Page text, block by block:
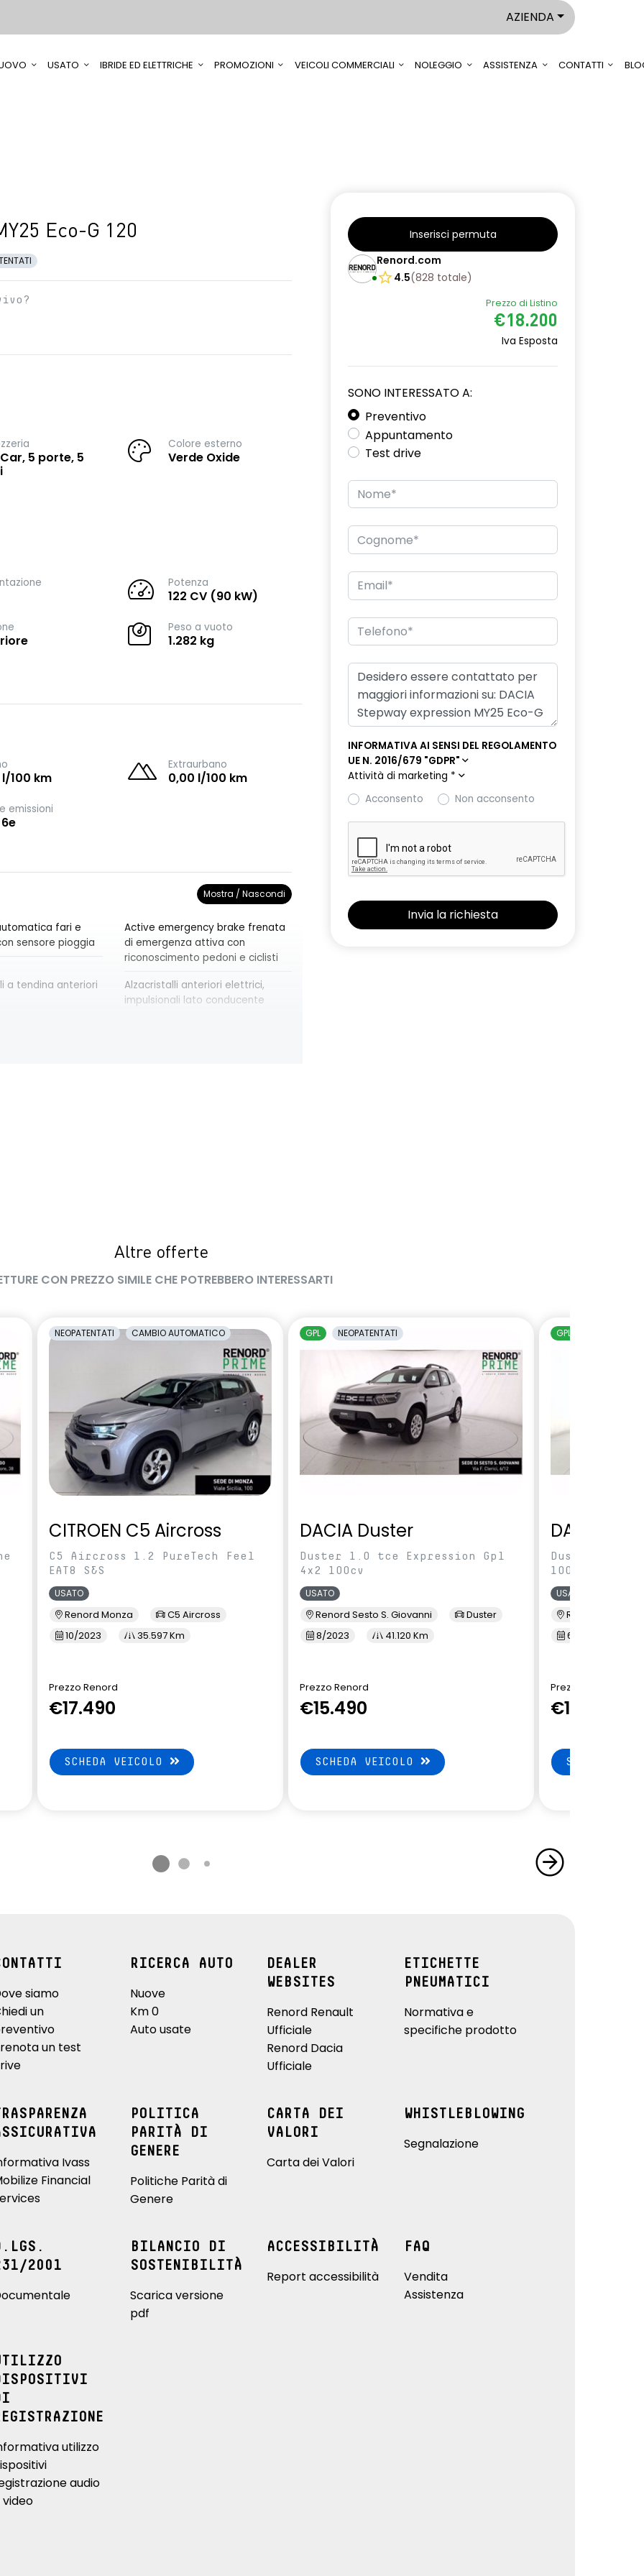
AZIENDA
USATO IBRIDE ED ELETTRICHE PROMOZIONI VEICOLI COMMERCIALI NOLEGGIO ASSISTENZA CONTATTI
Eco-G 120
5 porte, 5
Colore esterno
Verde Oxide
Potenza
122 CV (90 kW)
Peso a vuoto
1.282 kg
100 km
Extraurbano
0,00 l/100 km
emissioni
Mostra / Nascondi
fari e
sensore pioggia
Active emergency brake frenata
di emergenza attiva con
riconoscimento pedoni e ciclisti
a tendina anteriori
Alzacristalli anteriori elettrici,
impulsionali lato conducente
con
Retrovisori esterni in tinta
regolabile in
Sedili con sistema isofix
posteriori
stato di
Videocamera posteriore
in altezza e
Voltante multifunzione
Inserisci permuta
Renord.com
4.5(828 totale)
Prezzo di Listino
€18.200
Iva Esposta
SONO INTERESSATO A:
Preventivo
Appuntamento
Test drive
INFORMATIVA AI SENSI DEL REGOLAMENTO
UE N. 2016/679 "GDPR"
Attività di marketing *
Acconsento
Non acconsento
Altre offerte
CON PREZZO SIMILE CHE POTREBBERO INTERESSARTI
NEOPATENTATI CAMBIO AUTOMATICO
CITROEN C5 Aircross
C5 Aircross 1.2 PureTech Feel
EAT8 S&S
USATO
Renord Monza
C5 Aircross
10/2023
35.597 Km
Prezzo Renord
€17.490
SCHEDA VEICOLO
GPL NEOPATENTATI
DACIA Duster
Duster 1.0 tce Expression Gpl
4x2 100cv
USATO
Renord Sesto S. Giovanni
Duster
8/2023
41.120 Km
Prezzo Renord
€15.490
SCHEDA VEICOLO
GPL
DACIA
Duster 1.0
100cv
USATO
Renord Monza
6/2023
Prezzo Renord
€15.790
SCHEDA
siamo
un
un test
RICERCA AUTO
Nuove
Km 0
Auto usate
DEALER
WEBSITES
Renord Renault
Ufficiale
Renord Dacia
Ufficiale
ETICHETTE
PNEUMATICI
Normativa e
specifiche prodotto
Ivass
Financial
POLITICA
PARITÀ DI
GENERE
Politiche Parità di
Genere
CARTA DEI
VALORI
Carta dei Valori
WHISTLEBLOWING
Segnalazione
2001
BILANCIO DI
SOSTENIBILITÀ
Scarica versione
pdf
ACCESSIBILITÀ
Report accessibilità
FAQ
Vendita
Assistenza
utilizzo
audio
video